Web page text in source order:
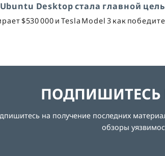
Desktop стала главной
$530 000 и Tesla Model 3 как
ПОДПИШИТЕСЬ
на получение последних
обзоры